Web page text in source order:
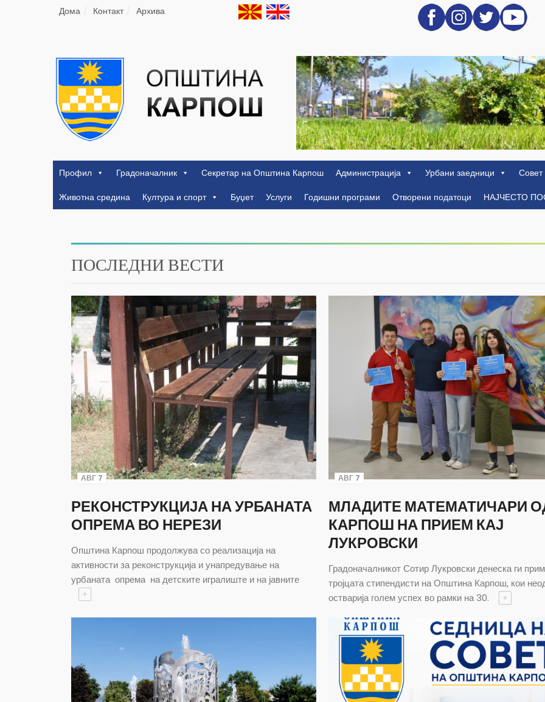
Дома Контакт Архива
Профил Градоначалник Секретар на Општина Карпош Администрација Урбани заедници
Совет
Животна средина
Култура и спорт Буџет Услуги Годишни програми Отворени податоци НАЈЧЕСТО
ПОСЛЕДНИ ВЕСТИ
АВГ 7
РЕКОНСТРУКЦИЈА НА УРБАНАТА
ОПРЕМА ВО НЕРЕЗИ
Општина Карпош продолжува со реализација на
активности за реконструкција и унапредување на
урбаната опрема на детските игралиште и на јавните
+
АВГ 7
МЛАДИТЕ МАТЕМАТИЧАРИ
КАРПОШ НА ПРИЕМ КАЈ
ЛУКРОВСКИ
Градоначалникот Сотир Лукровски денеска ги
тројцата стипендисти на Општина Карпош, кои
остварија голем успех во рамки на 30.
+